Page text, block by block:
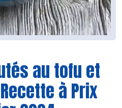
au tofu et
à Prix